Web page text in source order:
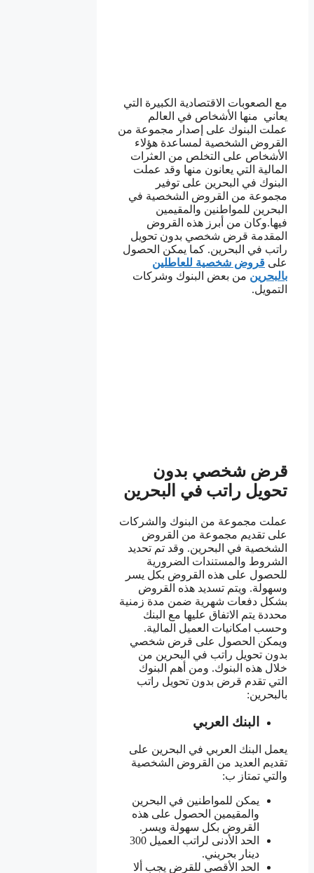
مع الصعوبات الاقتصادية الكبيرة التي
يعاني منها الأشخاص في العالم
عملت البنوك على إصدار مجموعة من
القروض الشخصية لمساعدة هؤلاء
الأشخاص على التخلص من العثرات
المالية التي يعانون منها وقد عملت
البنوك في البحرين على توفير
مجموعة من القروض الشخصية في
البحرين للمواطنين والمقيمين
فيها.وكان من أبرز هذه القروض
المقدمة قرض شخصي بدون تحويل
راتب في البحرين. كما يمكن الحصول
على قروض شخصية للعاطلين
بالبحرين من بعض البنوك وشركات
التمويل.
قرض شخصي بدون
تحويل راتب في البحرين
عملت مجموعة من البنوك والشركات
على تقديم مجموعة من القروض
الشخصية في البحرين. وقد تم تحديد
الشروط والمستندات الضرورية
للحصول على هذه القروض بكل يسر
وسهولة. ويتم تسديد هذه القروض
بشكل دفعات شهرية ضمن مدة زمنية
محددة يتم الاتفاق عليها مع البنك
وحسب امكانيات العميل المالية.
ويمكن الحصول على قرض شخصي
بدون تحويل راتب في البحرين من
خلال هذه البنوك. ومن أهم البنوك
التي تقدم قرض بدون تحويل راتب
بالبحرين:
البنك العربي
يعمل البنك العربي في البحرين على
تقديم العديد من القروض الشخصية
والتي تمتاز ب:
يمكن للمواطنين في البحرين
والمقيمين الحصول على هذه
القروض بكل سهولة ويسر.
الحد الأدنى لراتب العميل 300
دينار بحريني.
الحد الأقصى للقرض يجب ألا